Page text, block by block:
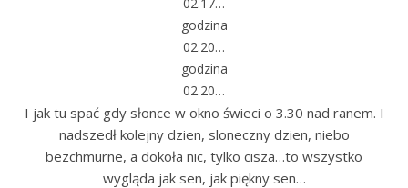
godzina
02.20…
godzina
02.20…
I jak tu spać gdy słonce w okno świeci o 3.30 nad ranem. I
nadszedł kolejny dzien, sloneczny dzien, niebo
bezchmurne, a dokoła nic, tylko cisza…to wszystko
wygląda jak sen, jak piękny sen…